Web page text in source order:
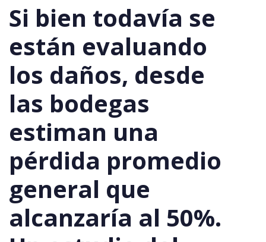
Si bien todavía se
están evaluando
los daños, desde
las bodegas
estiman una
pérdida promedio
general que
alcanzaría al 50%.